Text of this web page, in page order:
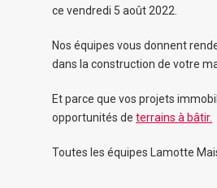
ce vendredi 5 août 2022.
Nos équipes vous donnent
dans la construction de votre
Et parce que vos projets
opportunités de terrains à bâtir.
Toutes les équipes Lamotte